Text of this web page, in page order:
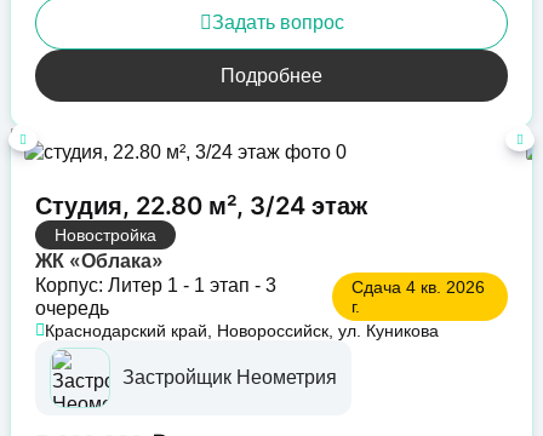
Задать вопрос
Подробнее
Студия, 22.80 м², 3/24 этаж
Новостройка
ЖК «Облака»
Корпус: Литер 1 - 1 этап - 3
очередь
Сдача 4 кв. 2026
г.
Краснодарский край, Новороссийск, ул. Куникова
Застройщик Неометрия